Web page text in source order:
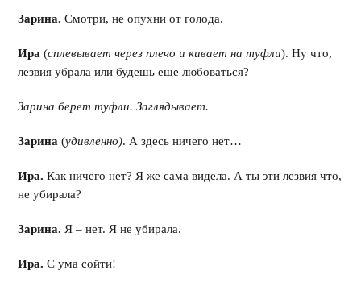
Зарина. Смотри, не опухни от голода.
Ира (сплевывает через плечо и кивает на туфли). Ну что,
лезвия убрала или будешь еще любоваться?
Зарина берет туфли. Заглядывает.
Зарина (удивленно). А здесь ничего нет…
Ира. Как ничего нет? Я же сама видела. А ты эти лезвия что,
не убирала?
Зарина. Я – нет. Я не убирала.
Ира. С ума сойти!